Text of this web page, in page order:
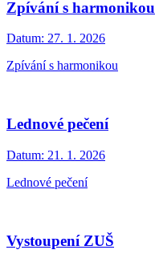
Zpívání s harmonikou
Datum: 27. 1. 2026
Zpívání s harmonikou
Lednové pečení
Datum: 21. 1. 2026
Lednové pečení
Vystoupení ZUŠ